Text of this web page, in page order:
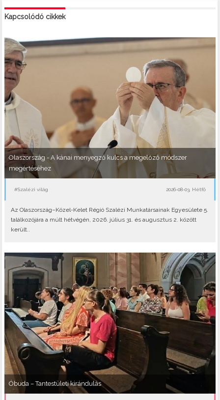
Kapcsolódó cikkek
Olaszország - A kánai menyegző kulcs a megelőző módszer
megértéséhez
#Szalézi világ 2026-08-03, Hétfő
Az Olaszország–Közel-Kelet Régió Szalézi Munkatársainak Egyesülete 5.
találkozójára a múlt hétvégén, 2026. július 31. és augusztus 2. között
került..
Óbuda – Tantestületi kirándulás